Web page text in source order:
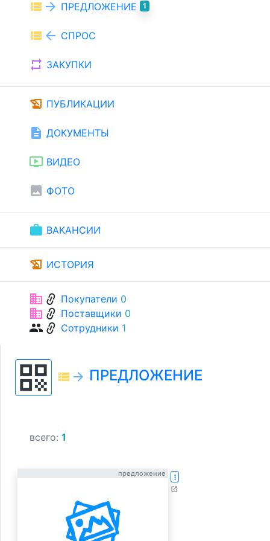
view_list arrow_forward ПРЕДЛОЖЕНИЕ 1
view_list arrow_back СПРОС
repeat ЗАКУПКИ
history_edu ПУБЛИКАЦИИ
description ДОКУМЕНТЫ
ondemand_video ВИДЕО
image ФОТО
work ВАКАНСИИ
history_edu ИСТОРИЯ
businesslink Покупатели 0
businesslink Поставщики 0
grouplink Сотрудники 1
qr_code view_list arrow_forward ПРЕДЛОЖЕНИЕ
всего: 1
предложение more_vert
open_in_new